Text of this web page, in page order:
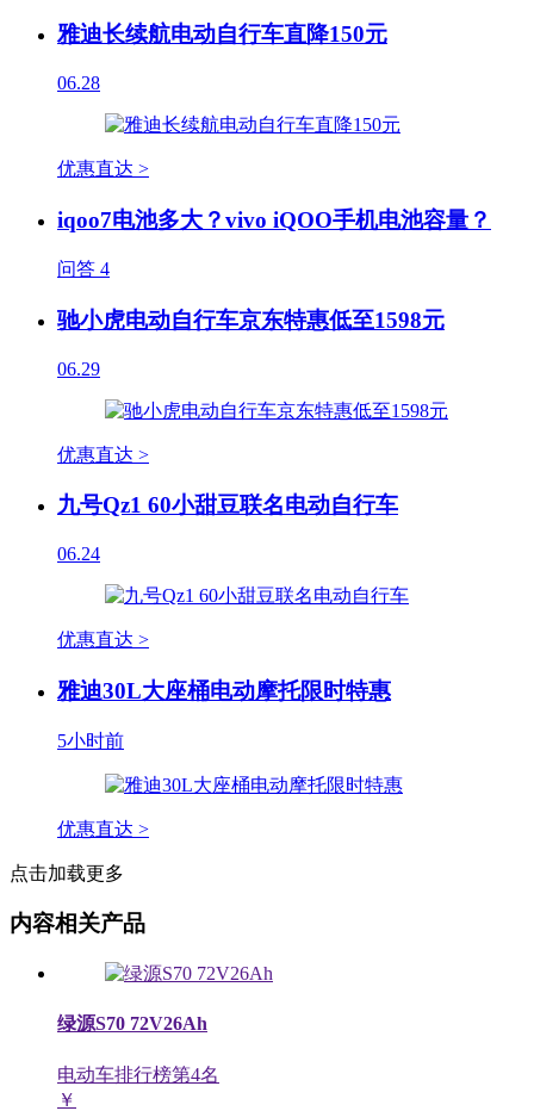
雅迪长续航电动自行车直降150元
06.28
优惠直达 >
iqoo7电池多大？vivo iQOO手机电池容量？
问答 4
驰小虎电动自行车京东特惠低至1598元
06.29
优惠直达 >
九号Qz1 60小甜豆联名电动自行车
06.24
优惠直达 >
雅迪30L大座桶电动摩托限时特惠
5小时前
优惠直达 >
点击加载更多
内容相关产品
绿源S70 72V26Ah
电动车排行榜第4名
￥